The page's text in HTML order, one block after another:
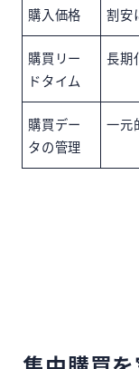
購入価格 割安
購買リー
ドタイム
長期
購買デー
タの管理
一元